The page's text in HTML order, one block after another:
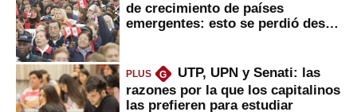
de crecimiento de países
emergentes: esto se perdió desde
PLUS G
UTP, UPN y Senati: las
razones por la que los capitalinos
las prefieren para estudiar